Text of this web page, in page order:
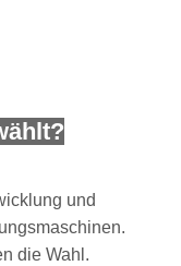
und
die Wahl.